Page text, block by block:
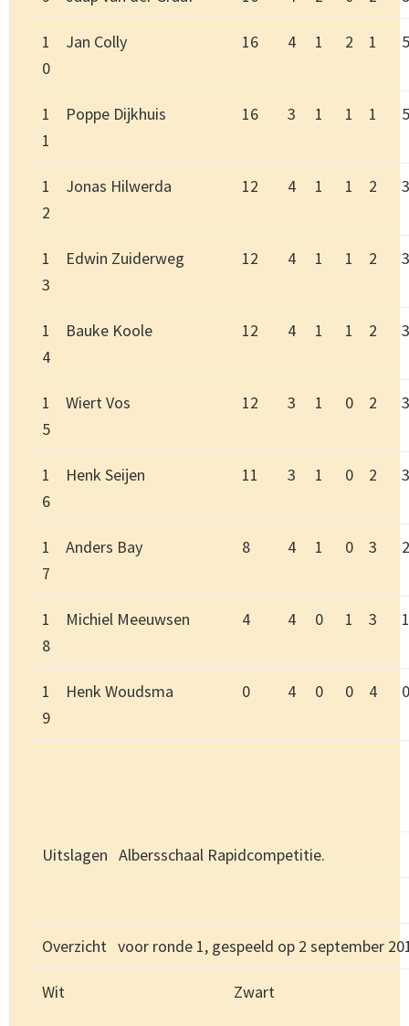
1
0
Jan Colly 16 4 1 2 1
1
1
Poppe Dijkhuis 16 3 1 1 1
1
2
Jonas Hilwerda 12 4 1 1 2
1
3
Edwin Zuiderweg 12 4 1 1 2
1
4
Bauke Koole 12 4 1 1 2
1
5
Wiert Vos 12 3 1 0 2
1
6
Henk Seijen 11 3 1 0 2
1
7
Anders Bay 8 4 1 0 3
1
8
Michiel Meeuwsen 4 4 0 1 3
1
9
Henk Woudsma 0 4 0 0 4 0
Uitslagen Albersschaal Rapidcompetitie.
Overzicht voor ronde 1, gespeeld op 2 september
Wit Zwart